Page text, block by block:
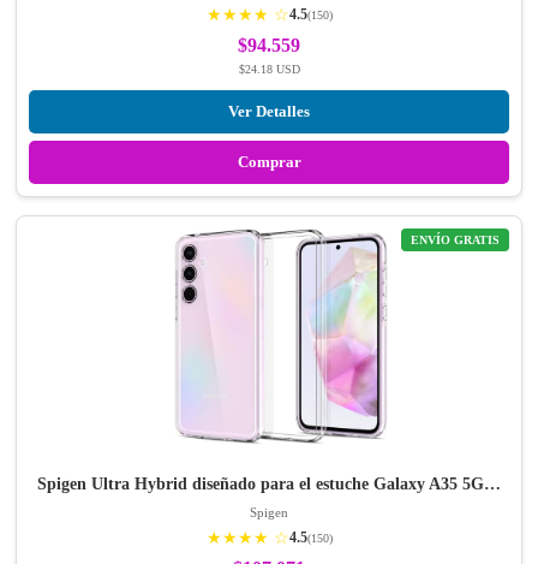
★★★★ ☆4.5(150)
$94.559
$24.18 USD
Ver Detalles
Comprar
ENVÍO GRATIS
Spigen Ultra Hybrid diseñado para el estuche Galaxy A35 5G…
Spigen
★★★★ ☆4.5(150)